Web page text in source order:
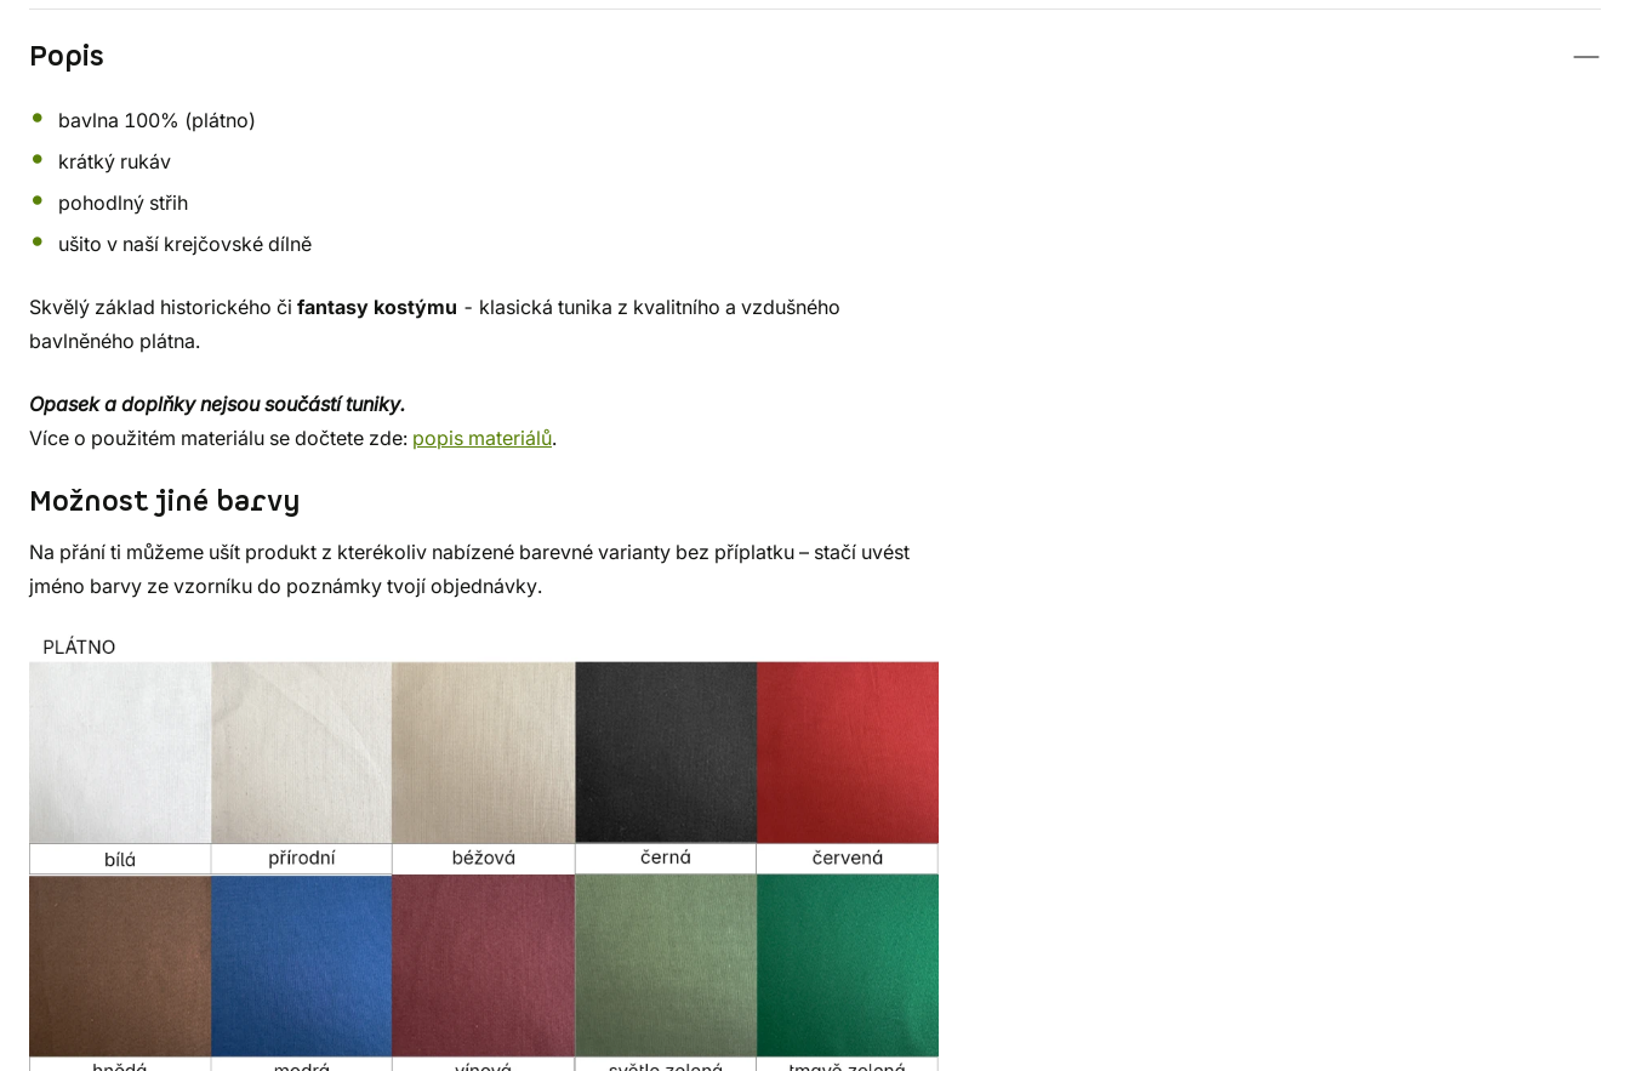
Popis
bavlna 100% (plátno)
krátký rukáv
pohodlný střih
ušito v naší krejčovské dílně
Skvělý základ historického či fantasy kostýmu - klasická tunika z kvalitního a vzdušného
bavlněného plátna.
Opasek a doplňky nejsou součástí tuniky.
Více o použitém materiálu se dočtete zde: popis materiálů.
Možnost jiné barvy
Na přání ti můžeme ušít produkt z kterékoliv nabízené barevné varianty bez příplatku – stačí uvést
jméno barvy ze vzorníku do poznámky tvojí objednávky.